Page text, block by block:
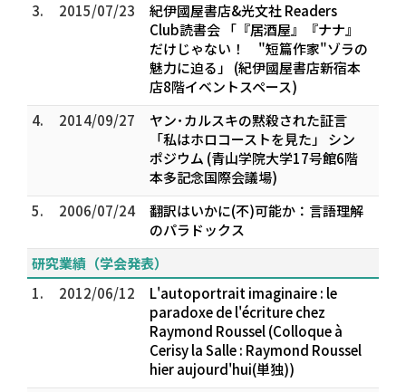
3.
2015/07/23
紀伊國屋書店&光文社 Readers
Club読書会 「『居酒屋』『ナナ』
だけじゃない！ "短篇作家"ゾラの
魅力に迫る」 (紀伊國屋書店新宿本
店8階イベントスペース)
4.
2014/09/27
ヤン･カルスキの黙殺された証言
「私はホロコーストを見た」 シン
ポジウム (青山学院大学17号館6階
本多記念国際会議場)
5.
2006/07/24
翻訳はいかに(不)可能か：言語理解
のパラドックス
研究業績（学会発表）
1.
2012/06/12
L'autoportrait imaginaire : le
paradoxe de l'écriture chez
Raymond Roussel (Colloque à
Cerisy la Salle : Raymond Roussel
hier aujourd'hui(単独))